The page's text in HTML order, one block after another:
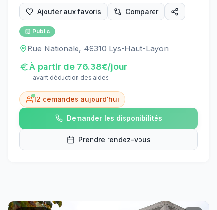
Ajouter aux favoris Comparer
Public
Rue Nationale, 49310 Lys-Haut-Layon
À partir de 76.38€/jour
avant déduction des aides
12 demandes aujourd'hui
Demander les disponibilités
Prendre rendez-vous